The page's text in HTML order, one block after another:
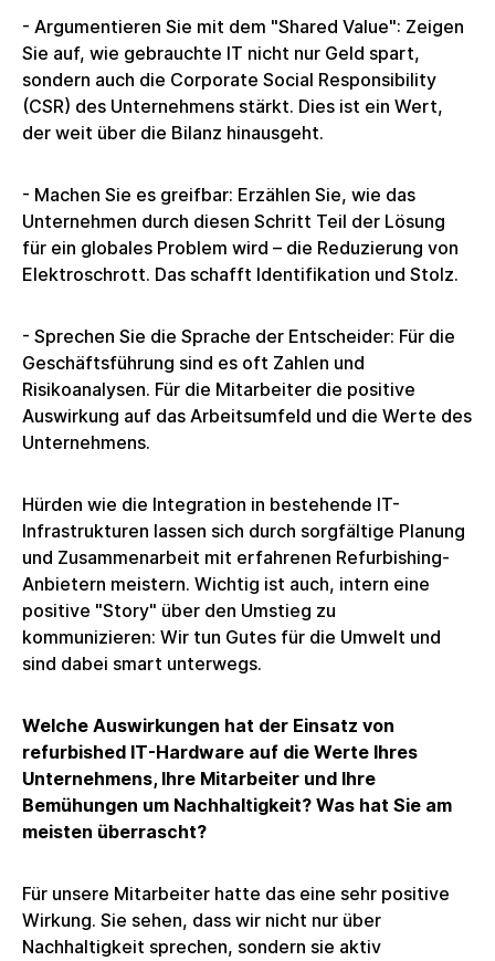
- Argumentieren Sie mit dem "Shared Value": Zeigen
Sie auf, wie gebrauchte IT nicht nur Geld spart,
sondern auch die Corporate Social Responsibility
(CSR) des Unternehmens stärkt. Dies ist ein Wert,
der weit über die Bilanz hinausgeht.
- Machen Sie es greifbar: Erzählen Sie, wie das
Unternehmen durch diesen Schritt Teil der Lösung
für ein globales Problem wird – die Reduzierung von
Elektroschrott. Das schafft Identifikation und Stolz.
- Sprechen Sie die Sprache der Entscheider: Für die
Geschäftsführung sind es oft Zahlen und
Risikoanalysen. Für die Mitarbeiter die positive
Auswirkung auf das Arbeitsumfeld und die Werte des
Unternehmens.
Hürden wie die Integration in bestehende IT-
Infrastrukturen lassen sich durch sorgfältige Planung
und Zusammenarbeit mit erfahrenen Refurbishing-
Anbietern meistern. Wichtig ist auch, intern eine
positive "Story" über den Umstieg zu
kommunizieren: Wir tun Gutes für die Umwelt und
sind dabei smart unterwegs.
Welche Auswirkungen hat der Einsatz von
refurbished IT-Hardware auf die Werte Ihres
Unternehmens, Ihre Mitarbeiter und Ihre
Bemühungen um Nachhaltigkeit? Was hat Sie am
meisten überrascht?
Für unsere Mitarbeiter hatte das eine sehr positive
Wirkung. Sie sehen, dass wir nicht nur über
Nachhaltigkeit sprechen, sondern sie aktiv